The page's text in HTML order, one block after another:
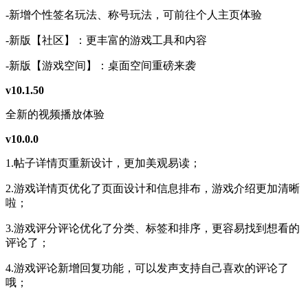
-新增个性签名玩法、称号玩法，可前往个人主页体验
-新版【社区】：更丰富的游戏工具和内容
-新版【游戏空间】：桌面空间重磅来袭
v10.1.50
全新的视频播放体验
v10.0.0
1.帖子详情页重新设计，更加美观易读；
2.游戏详情页优化了页面设计和信息排布，游戏介绍更加清晰
啦；
3.游戏评分评论优化了分类、标签和排序，更容易找到想看的
评论了；
4.游戏评论新增回复功能，可以发声支持自己喜欢的评论了
哦；